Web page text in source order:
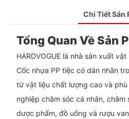
Chi Tiết Sản
Tổng Quan Về Sản
HARDVOGUE là nhà sản xuất
Cốc nhựa PP tiệc có dán nhãn
từ vật liệu chất lượng cao và
nghiệp chăm sóc cá nhân,
dược phẩm, đồ uống và rượu